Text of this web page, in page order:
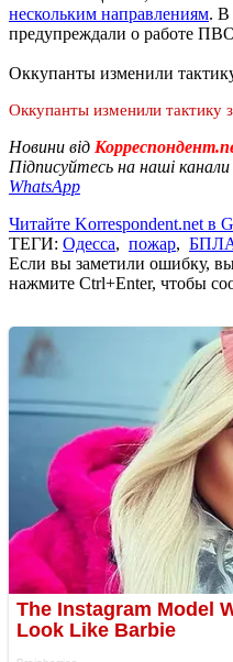
нескольким направлениям. В
предупреждали о работе
Оккупанты изменили
Оккупанты изменили
Новини від
Підписуйтесь на наші канали
WhatsApp
Читайте Korrespondent.net в
ТЕГИ: Одесса, пожар,
Если вы заметили ошибку,
нажмите Ctrl+Enter, чтобы